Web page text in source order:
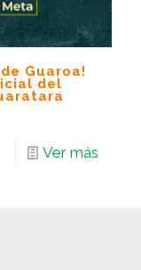
Guaroa!
del
Ver más